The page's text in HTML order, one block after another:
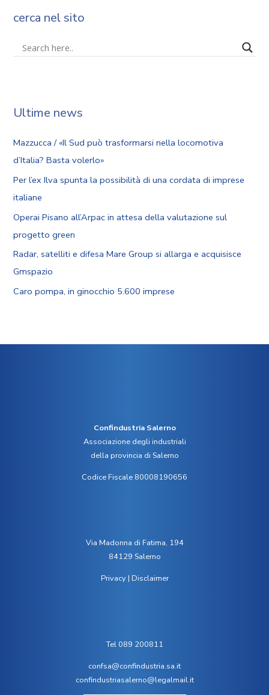
cerca nel sito
Ultime news
Mazzucca / «Il Sud può trasformarsi nella locomotiva
d’Italia? Basta volerlo»
Per l’ex Ilva spunta la possibilità di una cordata di imprese
italiane
Operai Pisano all’Arpac in attesa della valutazione sul
progetto green
Radar, satelliti e difesa Mare Group si allarga e acquisisce
Gmspazio
Caro pompa, in ginocchio 5.600 imprese
Confindustria Salerno
Associazione degli industriali
della provincia di Salerno
Codice Fiscale 80008190656
Via Madonna di Fatima, 194
84129 Salerno
Privacy| Disclaimer
Tel 089 200811
confsa@confindustria.sa.it
confindustriasalerno@legalmail.it